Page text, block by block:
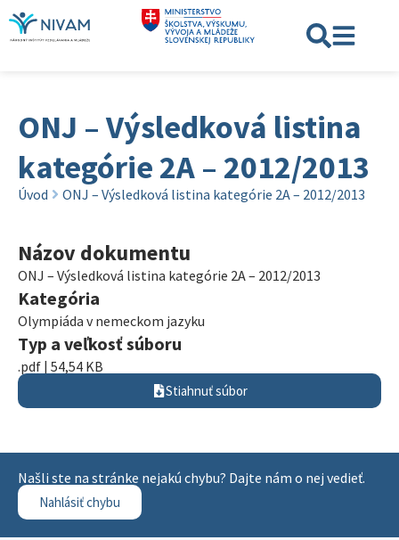
ONJ – Výsledková listina
kategórie 2A – 2012/2013
Úvod ONJ – Výsledková listina kategórie 2A – 2012/2013
Názov dokumentu
ONJ – Výsledková listina kategórie 2A – 2012/2013
Kategória
Olympiáda v nemeckom jazyku
Typ a veľkosť súboru
.pdf | 54,54 KB
Stiahnuť súbor
Našli ste na stránke nejakú chybu? Dajte nám o nej vedieť.
Nahlásiť chybu